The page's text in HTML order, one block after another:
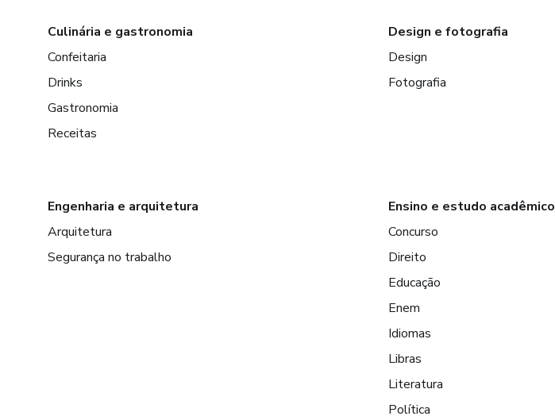
Culinária e gastronomia
Confeitaria
Drinks
Gastronomia
Receitas
Design e fotografia
Design
Fotografia
Engenharia e arquitetura
Arquitetura
Segurança no trabalho
Ensino e estudo acadêmico
Concurso
Direito
Educação
Enem
Idiomas
Libras
Literatura
Política